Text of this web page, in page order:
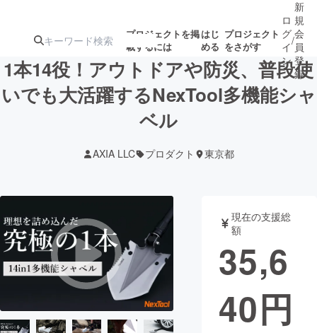
プロジェクトを掲
載するには
はじ
める
プロジェクト
をさがす
注目の新着プロ 募集終了が近いプ
テクノロジー・ガジェット
映像・映画 書籍・雑誌
ビジネス・起業 チャレンジ
ロ
グ
イ
ン
/
新
規
会
員
登
録
1本14役！アウトドアや防災、普段使
いでも大活躍するNexTool多機能シャ
ベル
AXIA LLC プロダクト 東京都
現在の支援総
額
35,6
40円